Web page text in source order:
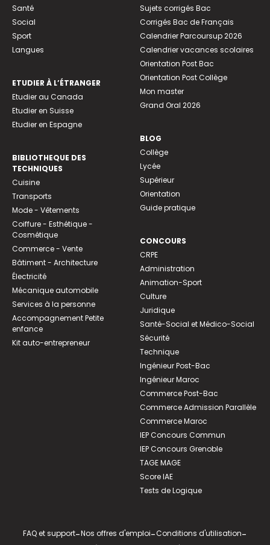
Santé
Social
Sport
Langues
ETUDIER À L’ÉTRANGER
Etudier au Canada
Etudier en Suisse
Etudier en Espagne
BIBLIOTHEQUE DES
TECHNIQUES
Cuisine
Transports
Mode - Vêtements
Coiffure - Esthétique -
Cosmétique
Commerce - Vente
Bâtiment - Architecture
Électricité
Mécanique automobile
Services à la personne
Accompagnement Petite
enfance
Kit auto-entrepreneur
Sujets corrigés Bac
Corrigés Bac de Français
Calendrier Parcoursup 2026
Calendrier vacances scolaires
Orientation Post Bac
Orientation Post Collège
Mon master
Grand Oral 2026
BLOG
Collège
Lycée
Supérieur
Orientation
Guide pratique
CONCOURS
CRPE
Administration
Animation-Sport
Culture
Juridique
Santé-Social et Médico-Social
Sécurité
Technique
Ingénieur Post-Bac
Ingénieur Maroc
Commerce Post-Bac
Commerce Admission Parallèle
Commerce Maroc
IEP Concours Commun
IEP Concours Grenoble
TAGE MAGE
Score IAE
Tests de Logique
FAQ et support-Nos offres d'emploi-Conditions d'utilisation-